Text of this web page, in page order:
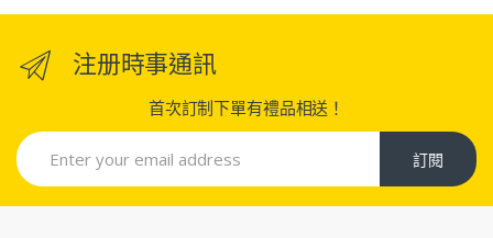
注册時事通訊
首次訂制下單有禮品相送！
訂閱